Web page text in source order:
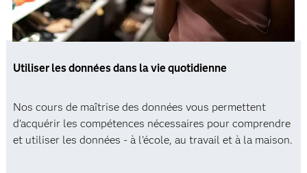
Utiliser les données dans la vie quotidienne
Nos cours de maîtrise des données vous permettent
d'acquérir les compétences nécessaires pour comprendre
et utiliser les données - à l'école, au travail et à la maison.